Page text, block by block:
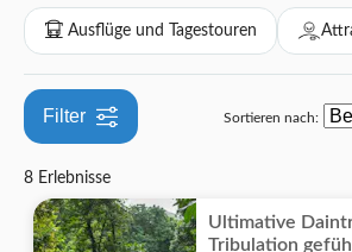
Kostenloser Rücktritt
Sofortbestätigung
Geführte Tour
Lokales Flair
Kategorien
Sightseeing & Traditionen
Kultur & Geschichte
Boote
Attraktionen und Führungen
Aktivitäten
Aktivitäten in der Stadt
Ausflüge und Tagestouren
Filter Sortieren nach:
8 Erlebnisse
Ultimative
Tribulation